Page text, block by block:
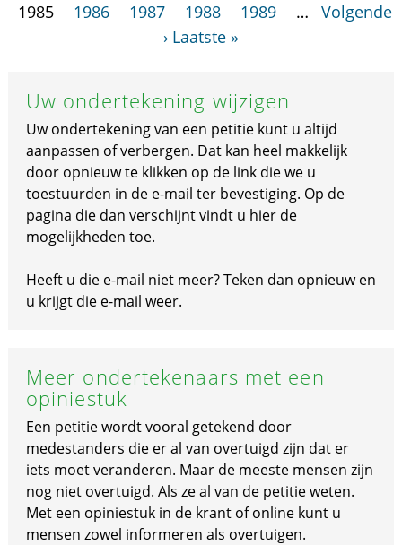
1985
1986 1987 1988 1989 …
Volgende
› Laatste »
Uw ondertekening wijzigen
Uw ondertekening van een petitie kunt u altijd
aanpassen of verbergen. Dat kan heel makkelijk
door opnieuw te klikken op de link die we u
toestuurden in de e-mail ter bevestiging. Op de
pagina die dan verschijnt vindt u hier de
mogelijkheden toe.
Heeft u die e-mail niet meer? Teken dan opnieuw en
u krijgt die e-mail weer.
Meer ondertekenaars met een
opiniestuk
Een petitie wordt vooral getekend door
medestanders die er al van overtuigd zijn dat er
iets moet veranderen. Maar de meeste mensen zijn
nog niet overtuigd. Als ze al van de petitie weten.
Met een opiniestuk in de krant of online kunt u
mensen zowel informeren als overtuigen.